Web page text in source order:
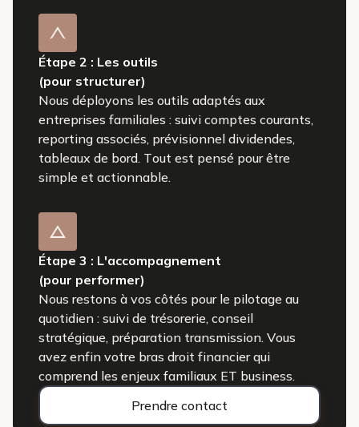
Étape 2 : Les outils
(pour structurer)
Nous déployons les outils adaptés aux
entreprises familiales : suivi comptes courants,
reporting associés, prévisionnel dividendes,
tableaux de bord. Tout est pensé pour être
simple et actionnable.
Étape 3 : L'accompagnement
(pour performer)
Nous restons à vos côtés pour le pilotage au
quotidien : suivi de trésorerie, conseil
stratégique, préparation transmission. Vous
avez enfin votre bras droit financier qui
comprend les enjeux familiaux ET business.
Prendre contact